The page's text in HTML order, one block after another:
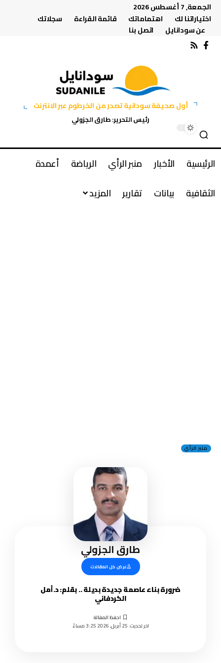
الجمعة, 7 أغسطس 2026
اختياراتنا لك
اهتماماتك قائمة القراءة
سجلاتك
عن سودانايل
اتصل بنا
أول صحيفة سودانية تصدر من الخرطوم عبر الانترنت
رئيس التحرير: طارق الجزولي
الرئيسية الأخبار منبر الرأي الرياضة
أعمدة
الثقافية
بيانات تقارير المزيد
منبر الرأي
طارق الجزولي
عرض كل المقالات
ضرورة بناء عاصمة جديدة بديلة .. بقلم: د.أمل
الكردفاني
اخر تحديث: 25 أبريل, 2026 3:25 مساءً